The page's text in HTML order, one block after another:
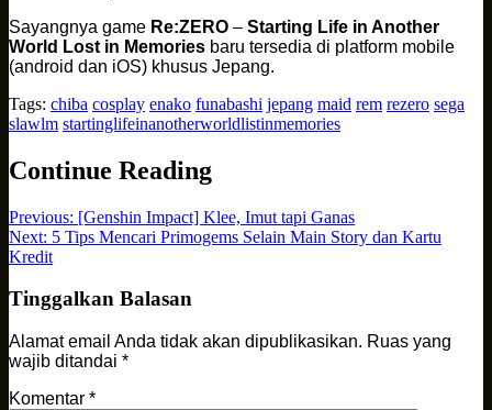
Sayangnya game Re:ZERO – Starting Life in Another
World Lost in Memories baru tersedia di platform mobile
(android dan iOS) khusus Jepang.
Tags: chiba cosplay enako funabashi jepang maid rem rezero sega
slawlm startinglifeinanotherworldlistinmemories
Continue Reading
Previous: [Genshin Impact] Klee, Imut tapi Ganas
Next: 5 Tips Mencari Primogems Selain Main Story dan Kartu
Kredit
Tinggalkan Balasan
Alamat email Anda tidak akan dipublikasikan. Ruas yang
wajib ditandai *
Komentar *